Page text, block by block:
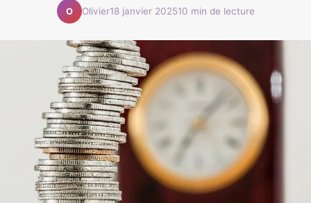
O Olivier18 janvier 202510 min de lecture